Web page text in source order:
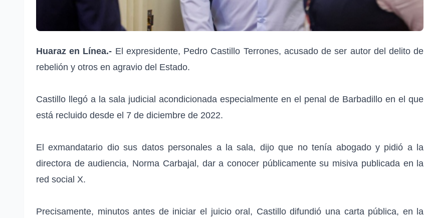
Huaraz en Línea.- El expresidente, Pedro Castillo Terrones, acusado de ser autor del delito de
rebelión y otros en agravio del Estado.
Castillo llegó a la sala judicial acondicionada especialmente en el penal de Barbadillo en el que
está recluido desde el 7 de diciembre de 2022.
El exmandatario dio sus datos personales a la sala, dijo que no tenía abogado y pidió a la
directora de audiencia, Norma Carbajal, dar a conocer públicamente su misiva publicada en la
red social X.
Precisamente, minutos antes de iniciar el juicio oral, Castillo difundió una carta pública, en la